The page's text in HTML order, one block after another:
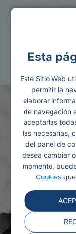
Esta
Este Sitio Web
permitir la
elaborar
de navegación
aceptarlas
las necesarias,
del panel de
desea cambiar
momento,
Cookiesque
Financieras